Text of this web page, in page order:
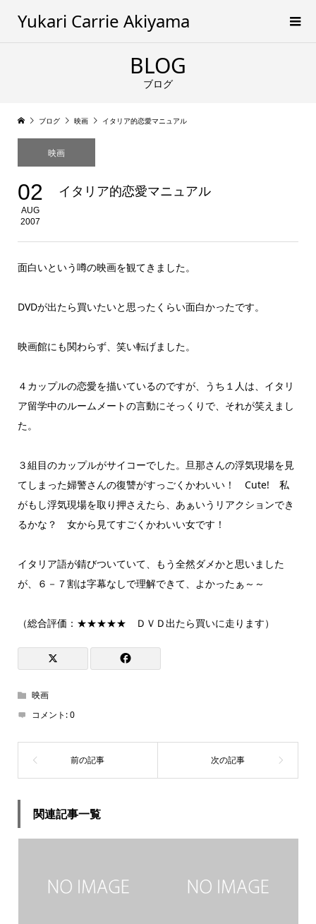
Yukari Carrie Akiyama
BLOG
ブログ
ブログ 映画 イタリア的恋愛マニュアル
映画
02
AUG
2007
イタリア的恋愛マニュアル
面白いという噂の映画を観てきました。
DVDが出たら買いたいと思ったくらい面白かったです。
映画館にも関わらず、笑い転げました。
４カップルの恋愛を描いているのですが、うち１人は、イタリ
ア留学中のルームメートの言動にそっくりで、それが笑えまし
た。
３組目のカップルがサイコーでした。旦那さんの浮気現場を見
てしまった婦警さんの復讐がすっごくかわいい！ Cute! 私
がもし浮気現場を取り押さえたら、あぁいうリアクションでき
るかな？ 女から見てすごくかわいい女です！
イタリア語が錆びついていて、もう全然ダメかと思いました
が、６－７割は字幕なしで理解できて、よかったぁ～～
（総合評価：★★★★★ ＤＶＤ出たら買いに走ります）
映画
コメント:0
関連記事一覧